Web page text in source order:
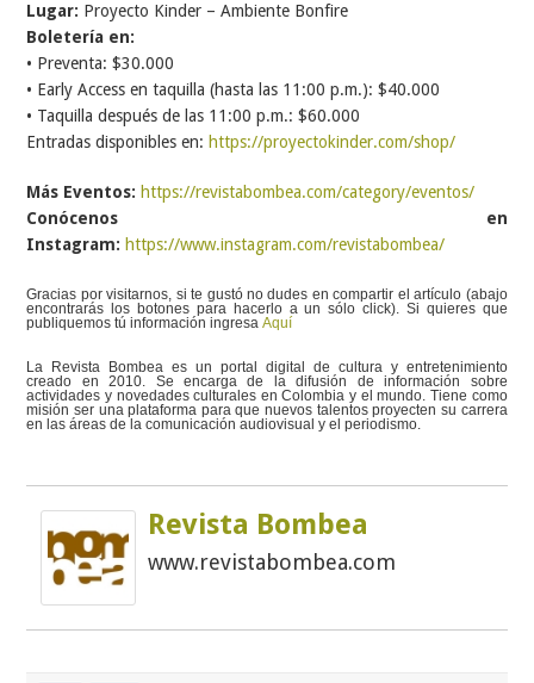
Lugar: Proyecto Kinder – Ambiente Bonfire
Boletería en:
• Preventa: $30.000
• Early Access en taquilla (hasta las 11:00 p.m.): $40.000
• Taquilla después de las 11:00 p.m.: $60.000
Entradas disponibles en: https://proyectokinder.com/shop/
Más Eventos: https://revistabombea.com/category/eventos/
Conócenos en
Instagram: https://www.instagram.com/revistabombea/
Gracias por visitarnos, si te gustó no dudes en compartir el artículo (abajo
encontrarás los botones para hacerlo a un sólo click). Si quieres que
publiquemos tú información ingresaAquí
La Revista Bombea es un portal digital de cultura y entretenimiento
creado en 2010. Se encarga de la difusión de información sobre
actividades y novedades culturales en Colombia y el mundo. Tiene como
misión ser una plataforma para que nuevos talentos proyecten su carrera
en las áreas de la comunicación audiovisual y el periodismo.
Revista Bombea
www.revistabombea.com